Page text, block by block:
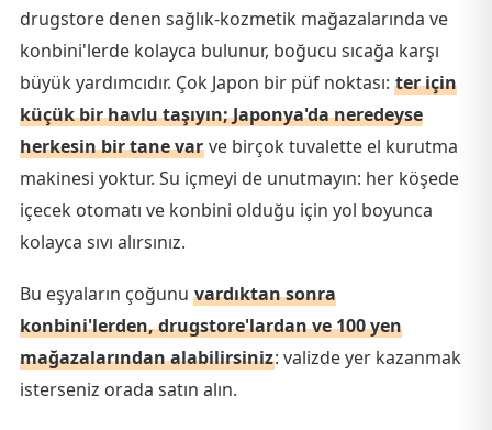
drugstore denen sağlık-kozmetik mağazalarında ve
konbini'lerde kolayca bulunur, boğucu sıcağa karşı
büyük yardımcıdır. Çok Japon bir püf noktası: ter için
küçük bir havlu taşıyın; Japonya'da neredeyse
herkesin bir tane var ve birçok tuvalette el kurutma
makinesi yoktur. Su içmeyi de unutmayın: her köşede
içecek otomatı ve konbini olduğu için yol boyunca
kolayca sıvı alırsınız.
Bu eşyaların çoğunu vardıktan sonra
konbini'lerden, drugstore'lardan ve 100 yen
mağazalarından alabilirsiniz: valizde yer kazanmak
isterseniz orada satın alın.